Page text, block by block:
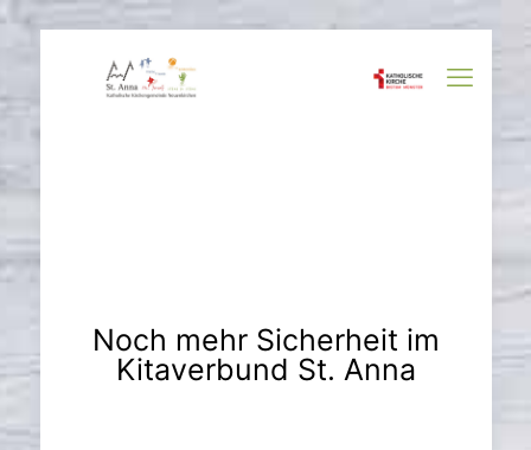
Noch mehr Sicherheit im
Kitaverbund St. Anna